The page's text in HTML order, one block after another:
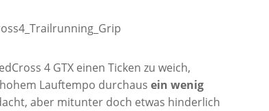
4 GTX einen Ticken zu weich,
Lauftempo durchausein wenig
aber mitunter doch etwas hinderlich